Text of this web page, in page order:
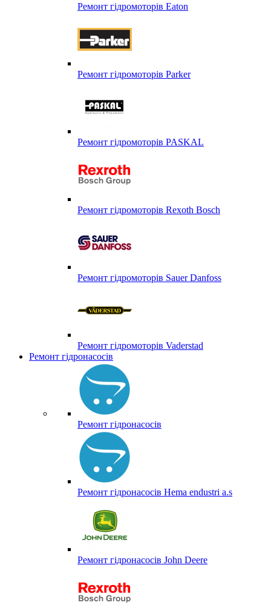
Ремонт гідромоторів Eaton
Ремонт гідромоторів Parker
Ремонт гідромоторів PASKAL
Ремонт гідромоторів Rexoth Bosch
Ремонт гідромоторів Sauer Danfoss
Ремонт гідромоторів Vaderstad
Ремонт гідронасосів
Ремонт гідронасосів
Ремонт гідронасосів Hema endustri a.s
Ремонт гідронасосів John Deere